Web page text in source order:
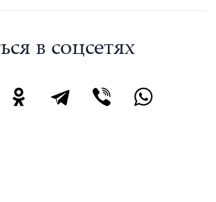
в соцсетях